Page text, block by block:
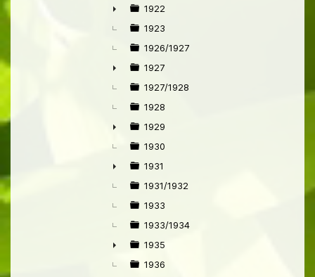
►
1922
1923
1926/1927
►
1927
1927/1928
1928
►
1929
1930
►
1931
1931/1932
1933
1933/1934
►
1935
1936